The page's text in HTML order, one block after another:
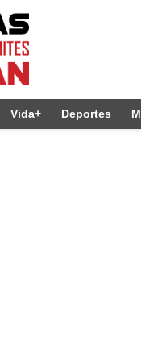
Vida+ Deportes